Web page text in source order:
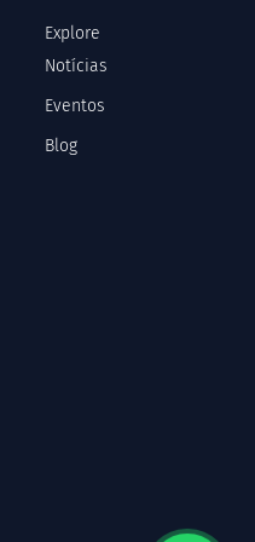
Explore
Notícias
Eventos
Blog